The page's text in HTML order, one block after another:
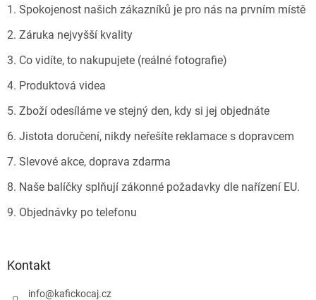
1. Spokojenost našich zákazníků je pro nás na prvním místě
2. Záruka nejvyšší kvality
3. Co vidíte, to nakupujete (reálné fotografie)
4. Produktová videa
5. Zboží odesíláme ve stejný den, kdy si jej objednáte
6. Jistota doručení, nikdy neřešíte reklamace s dopravcem
7. Slevové akce, doprava zdarma
8. Naše balíčky splňují zákonné požadavky dle nařízení EU.
9. Objednávky po telefonu
Kontakt
info@kafickocaj.cz